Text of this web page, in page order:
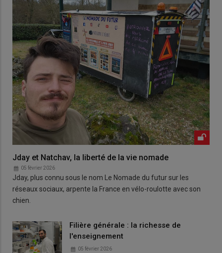
Jday et Natchav, la liberté de la vie nomade
05 février 2026
Jday, plus connu sous le nom Le Nomade du futur sur les
réseaux sociaux, arpente la France en vélo-roulotte avec son
chien.
Filière générale : la richesse de
l'enseignement
05 février 2026